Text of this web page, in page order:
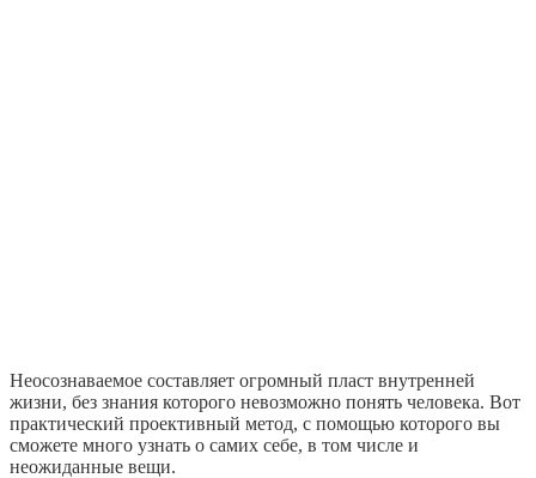
Неосознаваемое составляет огромный пласт внутренней
жизни, без знания которого невозможно понять человека. Вот
практический проективный метод, с помощью которого вы
сможете много узнать о самих себе, в том числе и
неожиданные вещи.